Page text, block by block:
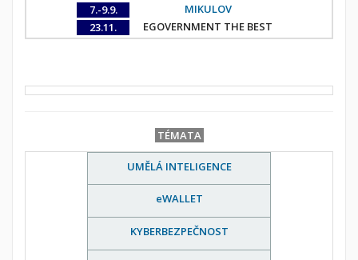
7.-9.9.
MIKULOV
23.11.
EGOVERNMENT THE BEST
TÉMATA
UMĚLÁ INTELIGENCE
eWALLET
KYBERBEZPEČNOST